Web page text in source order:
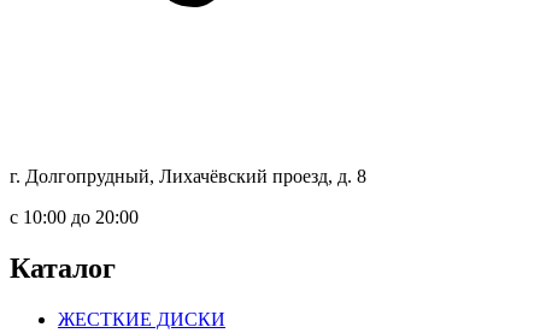
г. Долгопрудный, Лихачёвский проезд, д. 8
c 10:00 до 20:00
Каталог
ЖЕСТКИЕ ДИСКИ